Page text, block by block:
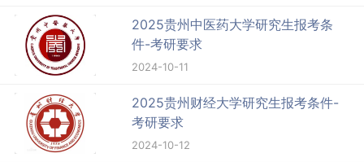
2025贵州中医药大学研究生报考条
件-考研要求
2024-10-11
2025贵州财经大学研究生报考条件-
考研要求
2024-10-12